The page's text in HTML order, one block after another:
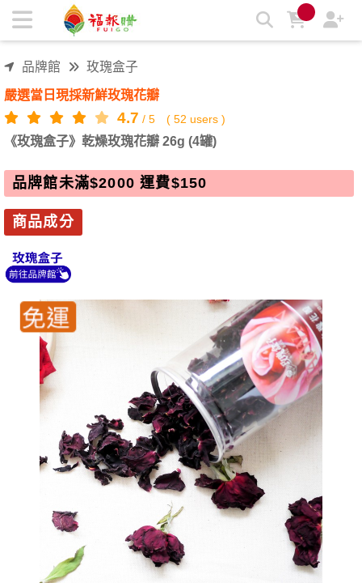
《玫瑰盒子》乾燥玫瑰花瓣 26g (4罐) | 福報購蔬食購物商城
品牌館 玫瑰盒子
嚴選當日現採新鮮玫瑰花瓣
4.7 / 5 ( 52 users )
《玫瑰盒子》乾燥玫瑰花瓣 26g (4罐)
品牌館未滿$2000 運費$150
商品成分